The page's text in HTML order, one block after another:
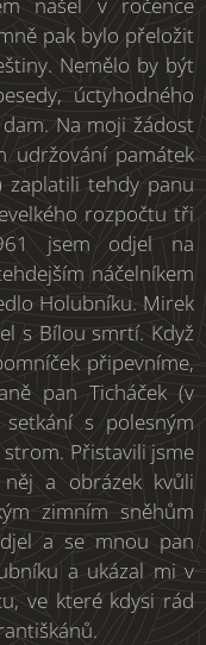
pak bylo přeložit
Nemělo by být
úctyhodného
Na moji žádost
udržování památek
zaplatili tehdy panu
rozpočtu tři
jsem odjel na
náčelníkem
Holubníku. Mirek
s Bílou smrtí. Když
připevníme,
pan Ticháček (v
s polesným
Přistavili jsme
a obrázek kvůli
zimním sněhům
a se mnou pan
a ukázal mi v
ve které kdysi rád